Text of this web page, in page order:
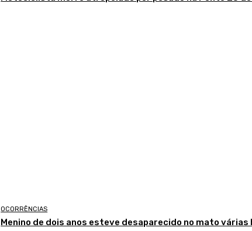
OCORRÊNCIAS
Menino de dois anos esteve desaparecido no mato várias